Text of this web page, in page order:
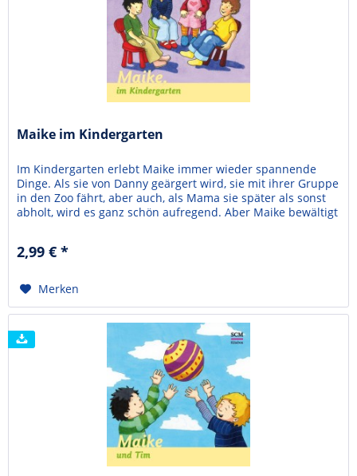
Maike im Kindergarten
Im Kindergarten erlebt Maike immer wieder spannende
Dinge. Als sie von Danny geärgert wird, sie mit ihrer Gruppe
in den Zoo fährt, aber auch, als Mama sie später als sonst
abholt, wird es ganz schön aufregend. Aber Maike bewältigt
in Lüdenscheid, ist...
2,99 € *
Merken